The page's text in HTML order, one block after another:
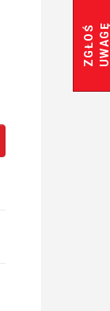
Z
G
Ł
O
Ś
U
W
A
GĘ